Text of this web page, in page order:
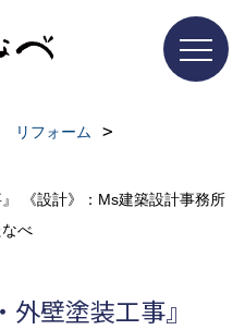
リフォーム
《設計》：Ms建築設計事務所
なべ
壁塗装工事』